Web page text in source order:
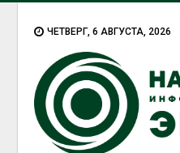
ЧЕТВЕРГ, 6 АВГУСТА, 2026